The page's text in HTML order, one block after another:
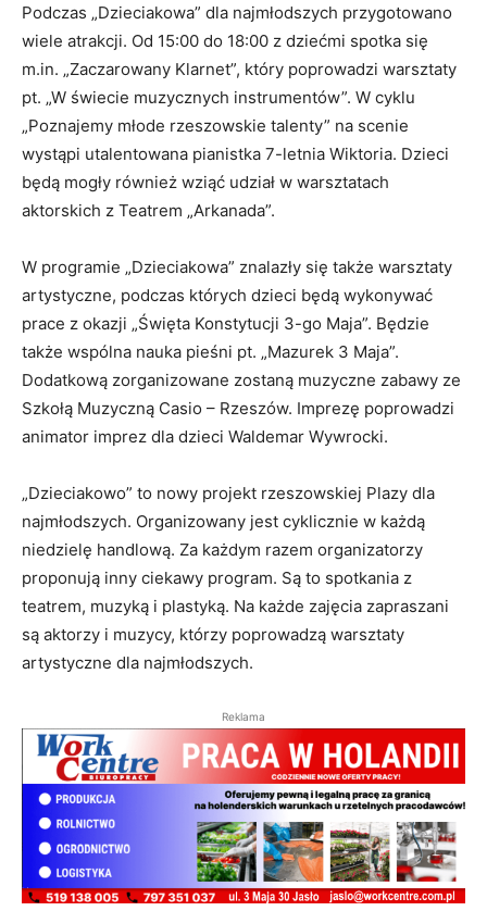
Podczas „Dzieciakowa” dla najmłodszych przygotowano
wiele atrakcji. Od 15:00 do 18:00 z dziećmi spotka się
m.in. „Zaczarowany Klarnet”, który poprowadzi warsztaty
pt. „W świecie muzycznych instrumentów”. W cyklu
„Poznajemy młode rzeszowskie talenty” na scenie
wystąpi utalentowana pianistka 7-letnia Wiktoria. Dzieci
będą mogły również wziąć udział w warsztatach
aktorskich z Teatrem „Arkanada”.
W programie „Dzieciakowa” znalazły się także warsztaty
artystyczne, podczas których dzieci będą wykonywać
prace z okazji „Święta Konstytucji 3-go Maja”. Będzie
także wspólna nauka pieśni pt. „Mazurek 3 Maja”.
Dodatkową zorganizowane zostaną muzyczne zabawy ze
Szkołą Muzyczną Casio – Rzeszów. Imprezę poprowadzi
animator imprez dla dzieci Waldemar Wywrocki.
„Dzieciakowo” to nowy projekt rzeszowskiej Plazy dla
najmłodszych. Organizowany jest cyklicznie w każdą
niedzielę handlową. Za każdym razem organizatorzy
proponują inny ciekawy program. Są to spotkania z
teatrem, muzyką i plastyką. Na każde zajęcia zapraszani
są aktorzy i muzycy, którzy poprowadzą warsztaty
artystyczne dla najmłodszych.
Reklama